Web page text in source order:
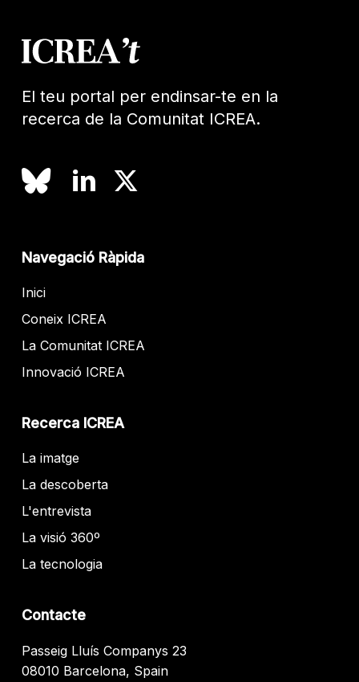
El teu portal per endinsar-te en la
recerca de la Comunitat ICREA.
Navegació Ràpida
Inici
Coneix ICREA
La Comunitat ICREA
Innovació ICREA
Recerca ICREA
La imatge
La descoberta
L'entrevista
La visió 360º
La tecnologia
Contacte
Passeig Lluís Companys 23
08010 Barcelona, Spain